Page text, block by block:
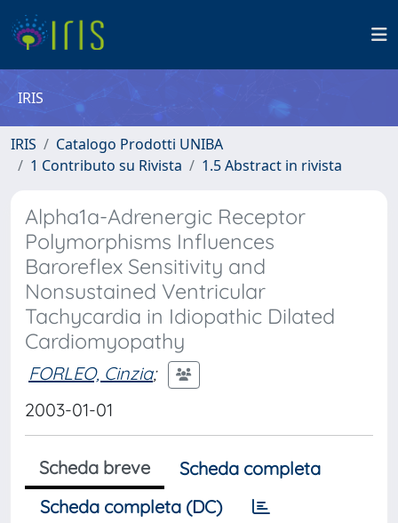
IRIS
IRIS
Catalogo Prodotti UNIBA
1 Contributo su Rivista
1.5 Abstract in rivista
Alpha1a-Adrenergic Receptor
Polymorphisms Influences
Baroreflex Sensitivity and
Nonsustained Ventricular
Tachycardia in Idiopathic Dilated
Cardiomyopathy
FORLEO, Cinzia;
2003-01-01
Scheda breve
Scheda completa
Scheda completa (DC)